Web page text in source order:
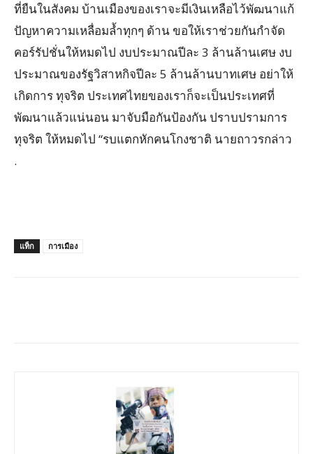
ที่ยืนในสังคม บ้านเมืองของเราจะมีเงินเหลือไว้พัฒนาแก้
ปัญหาความเหลื่อมล้ำทุกๆ ด้าน ขอให้เราช่วยกันกำจัด
คอร์รัปชั่นให้หมดไป งบประมาณปีละ 3 ล้านล้านเศษ งบ
ประมาณของรัฐวิสาหกิจปีละ 5 ล้านล้านบาทเศษ อย่าให้
เกิดการ ทุจริต ประเทศไทยของเราก็จะเป็นประเทศที่
พัฒนาแล้วแน่นอน มาจับมือกันป้องกัน ปราบปรามการ
ทุจริต ให้หมดไป “รบแตกหักคนโกงชาติ นายถาวรกล่าว
.
แท็ก การเมือง